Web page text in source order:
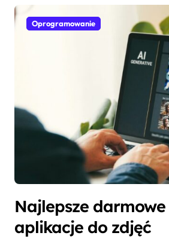
Oprogramowanie
Najlepsze darmowe
aplikacje do zdjęć